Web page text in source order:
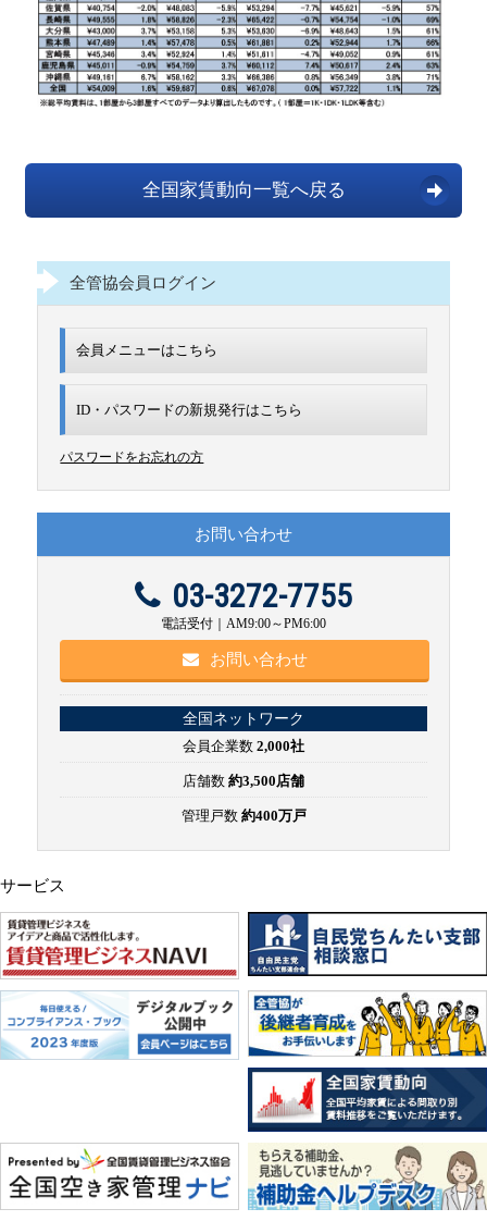
全国家賃動向一覧へ戻る
全管協会員ログイン
会員メニューはこちら
ID・パスワードの新規発行はこちら
パスワードをお忘れの方
お問い合わせ
03-3272-7755
電話受付｜AM9:00～PM6:00
お問い合わせ
全国ネットワーク
会員企業数 2,000社
店舗数 約3,500店舗
管理戸数 約400万戸
サービス